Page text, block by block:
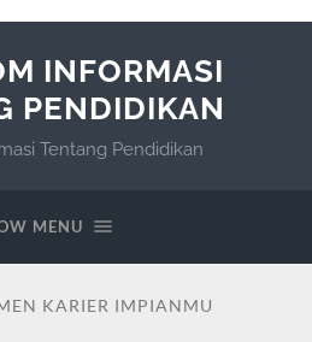
INFORMASI
PENDIDIKAN
Tentang Pendidikan
MENU
KARIER IMPIANMU